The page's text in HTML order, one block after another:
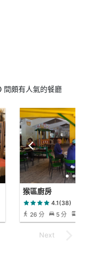
間頗有人氣的餐廳
猴區廚房
4.1(38)
26 分
5 分